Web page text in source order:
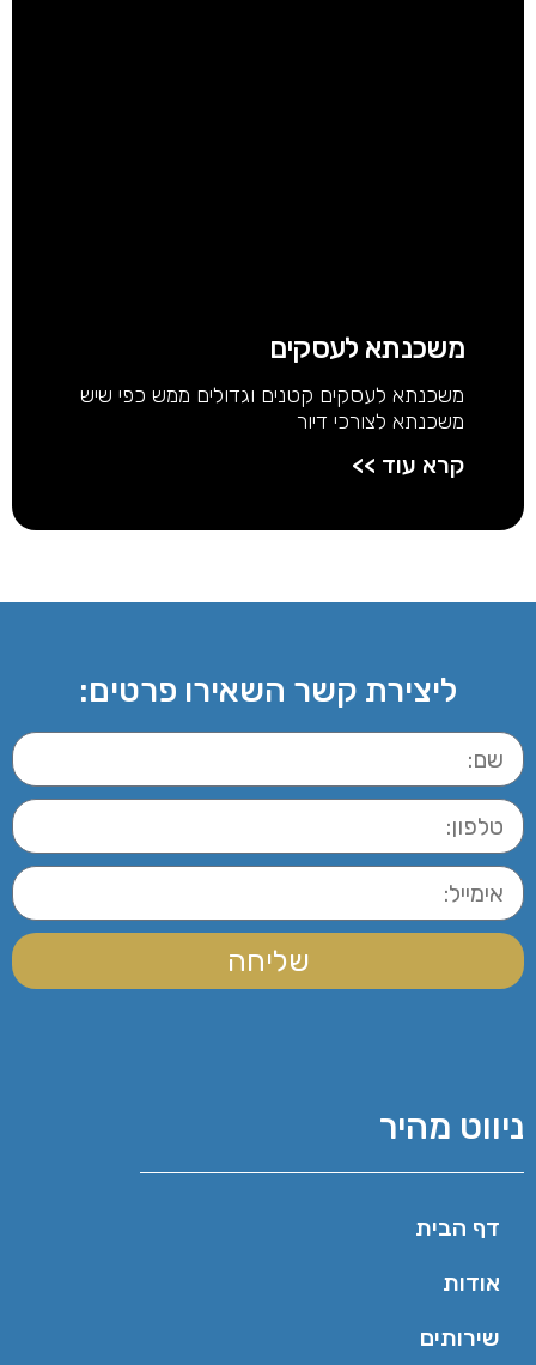
משכנתא לעסקים
משכנתא לעסקים קטנים וגדולים ממש כפי שיש
משכנתא לצורכי דיור
קרא עוד >>
ליצירת קשר השאירו פרטים:
שליחה
ניווט מהיר
דף הבית
אודות
שירותים